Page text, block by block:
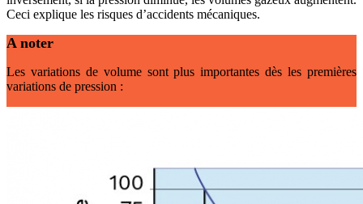
Ceci explique les risques d’accidents mécaniques.
A noter
Les variations de volume sont plus importantes dès les premières
variations de pression :